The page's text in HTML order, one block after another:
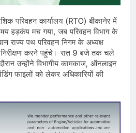
परिवहन कार्यालय (RTO) बीकानेर में
हड़कंप मच गया, जब परिवहन विभाग के
राज्य पथ परिवहन निगम के अध्यक्ष
करने पहुंचे। रात 9 बजे तक चले
उन्होंने विभागीय कामकाज, ऑनलाइन
फाइलों को लेकर अधिकारियों की